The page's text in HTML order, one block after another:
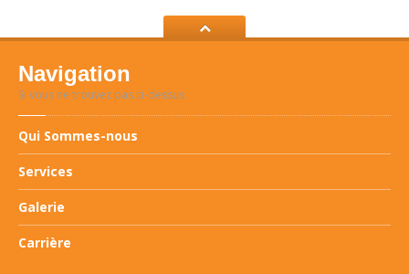
Navigation
Si vous ne trouvez pas ci-dessus
Qui Sommes-nous
Services
Galerie
Carrière